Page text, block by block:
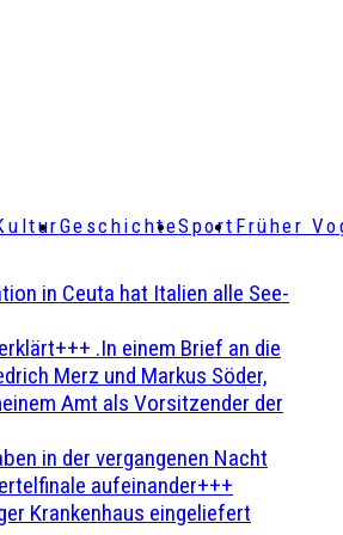
GeschichteSport Früher
in Ceuta hat Italien alle See-
.In einem Brief an die
Merz und Markus Söder,
Amt als Vorsitzender der
in der vergangenen Nacht
aufeinander+++
Krankenhaus eingeliefert